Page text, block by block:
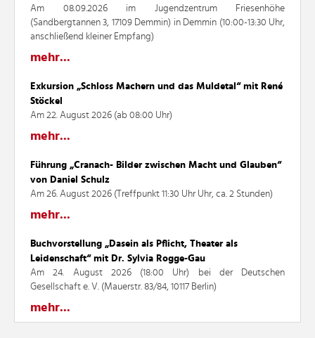
Am 08.09.2026 im Jugendzentrum Friesenhöhe
(Sandbergtannen 3, 17109 Demmin) in Demmin (10:00-13:30 Uhr,
anschließend kleiner Empfang)
mehr...
Exkursion „Schloss Machern und das Muldetal“ mit René
Stöckel
Am 22. August 2026 (ab 08:00 Uhr)
mehr...
Führung „Cranach- Bilder zwischen Macht und Glauben“
von Daniel Schulz
Am 26. August 2026 (Treffpunkt 11:30 Uhr Uhr, ca. 2 Stunden)
mehr...
Buchvorstellung „Dasein als Pflicht, Theater als
Leidenschaft“ mit Dr. Sylvia Rogge-Gau
Am 24. August 2026 (18:00 Uhr) bei der Deutschen
Gesellschaft e. V. (Mauerstr. 83/84, 10117 Berlin)
mehr...